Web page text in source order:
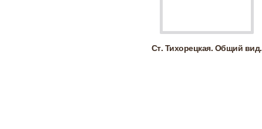
Ст. Тихорецкая. Общий вид.